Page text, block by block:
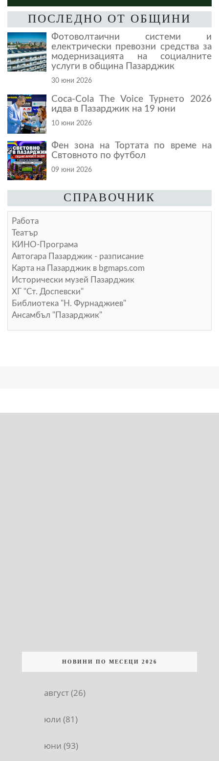
ПОСЛЕДНО ОТ ОБЩИНИ
Фотоволтаични системи и
електрически превозни средства за
модернизацията на социалните
услуги в община Пазарджик
30 юни 2026
Coca-Cola The Voice Турнето 2026
идва в Пазарджик на 19 юни
10 юни 2026
Фен зона на Тортата по време на
Свтовното по футбол
09 юни 2026
СПРАВОЧНИК
Работа
Театър
КИНО-Програма
Автогара Пазарджик - разписание
Карта на Пазарджик в bgmaps.com
Исторически музей Пазарджик
ХГ "Ст. Доспевски"
Библиотека "Н. Фурнаджиев"
Ансамбъл "Пазарджик"
НОВИНИ ПО МЕСЕЦИ 2026
август (26)
юли (81)
юни (93)